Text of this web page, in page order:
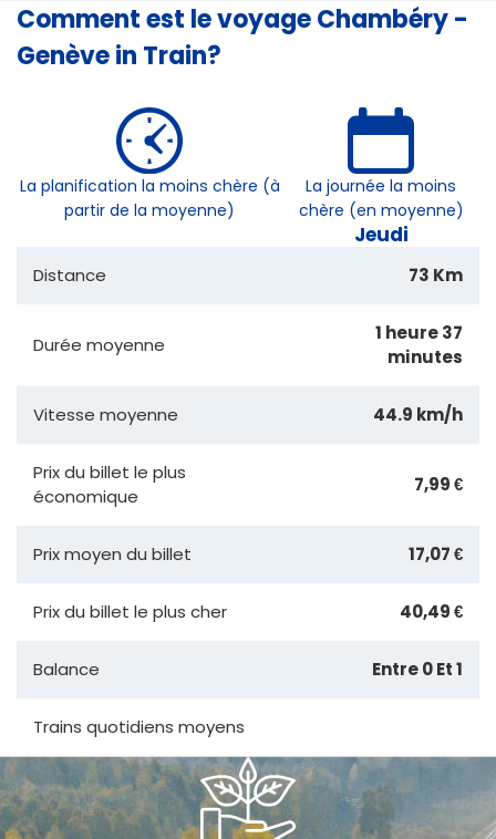
Comment est le voyage Chambéry -
Genève in Train?
La planification la moins chère (à
partir de la moyenne)
La journée la moins
chère (en moyenne)
Jeudi
Distance 73 Km
Durée moyenne
1 heure 37
minutes
Vitesse moyenne 44.9 km/h
Prix du billet le plus
économique
7,99 €
Prix moyen du billet 17,07 €
Prix du billet le plus cher 40,49 €
Balance Entre 0 Et 1
Trains quotidiens moyens